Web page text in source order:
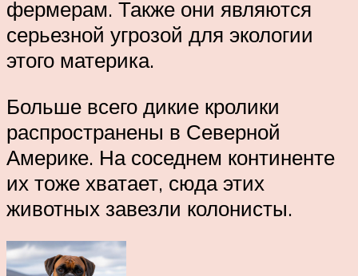
фермерам. Также они являются
серьезной угрозой для экологии
этого материка.
Больше всего дикие кролики
распространены в Северной
Америке. На соседнем континенте
их тоже хватает, сюда этих
животных завезли колонисты.